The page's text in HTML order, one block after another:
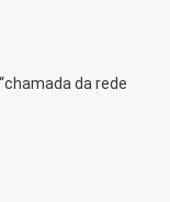
da rede